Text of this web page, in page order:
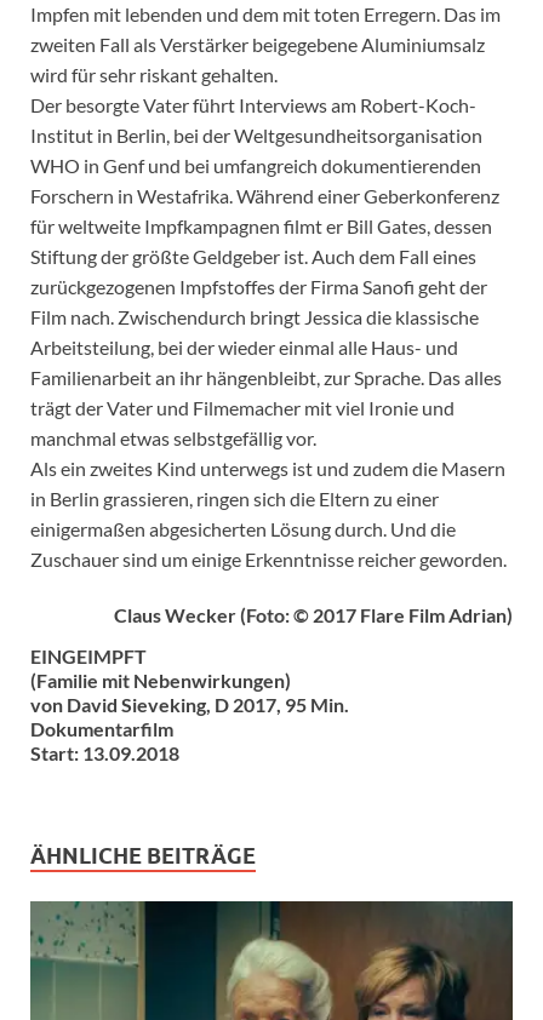
Impfen mit lebenden und dem mit toten Erregern. Das im
zweiten Fall als Verstärker beigegebene Aluminiumsalz
wird für sehr riskant gehalten.
Der besorgte Vater führt Interviews am Robert-Koch-
Institut in Berlin, bei der Weltgesundheitsorganisation
WHO in Genf und bei umfangreich dokumentierenden
Forschern in Westafrika. Während einer Geberkonferenz
für weltweite Impfkampagnen filmt er Bill Gates, dessen
Stiftung der größte Geldgeber ist. Auch dem Fall eines
zurückgezogenen Impfstoffes der Firma Sanofi geht der
Film nach. Zwischendurch bringt Jessica die klassische
Arbeitsteilung, bei der wieder einmal alle Haus- und
Familienarbeit an ihr hängenbleibt, zur Sprache. Das alles
trägt der Vater und Filmemacher mit viel Ironie und
manchmal etwas selbstgefällig vor.
Als ein zweites Kind unterwegs ist und zudem die Masern
in Berlin grassieren, ringen sich die Eltern zu einer
einigermaßen abgesicherten Lösung durch. Und die
Zuschauer sind um einige Erkenntnisse reicher geworden.
Claus Wecker (Foto: © 2017 Flare Film Adrian)
EINGEIMPFT
(Familie mit Nebenwirkungen)
von David Sieveking, D 2017, 95 Min.
Dokumentarfilm
Start: 13.09.2018
ÄHNLICHE BEITRÄGE